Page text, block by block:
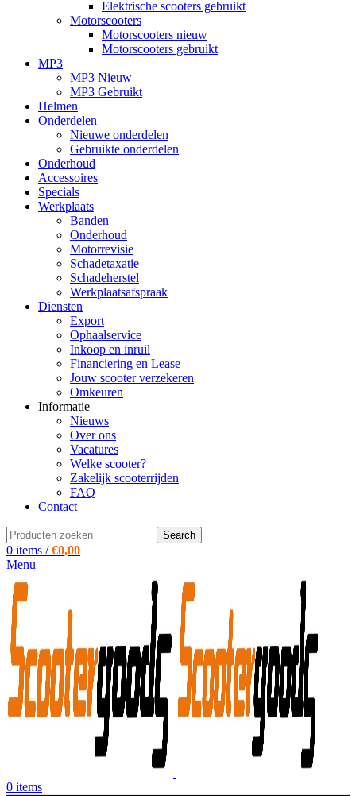
Elektrische scooters gebruikt
Motorscooters
Motorscooters nieuw
Motorscooters gebruikt
MP3
MP3 Nieuw
MP3 Gebruikt
Helmen
Onderdelen
Nieuwe onderdelen
Gebruikte onderdelen
Onderhoud
Accessoires
Specials
Werkplaats
Banden
Onderhoud
Motorrevisie
Schadetaxatie
Schadeherstel
Werkplaatsafspraak
Diensten
Export
Ophaalservice
Inkoop en inruil
Financiering en Lease
Jouw scooter verzekeren
Omkeuren
Informatie
Nieuws
Over ons
Vacatures
Welke scooter?
Zakelijk scooterrijden
FAQ
Contact
Search
0 items / €0,00
Menu
0 items